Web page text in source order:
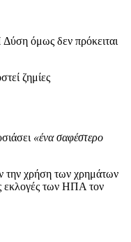
όμως δεν πρόκειται
ζημίες
«ένα σαφέστερο
την χρήση των χρημάτων
εκλογές των ΗΠΑ τον